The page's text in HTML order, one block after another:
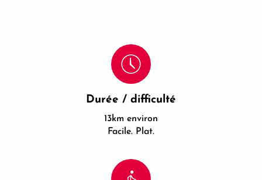
Durée / difficulté
13km environ
Facile. Plat.